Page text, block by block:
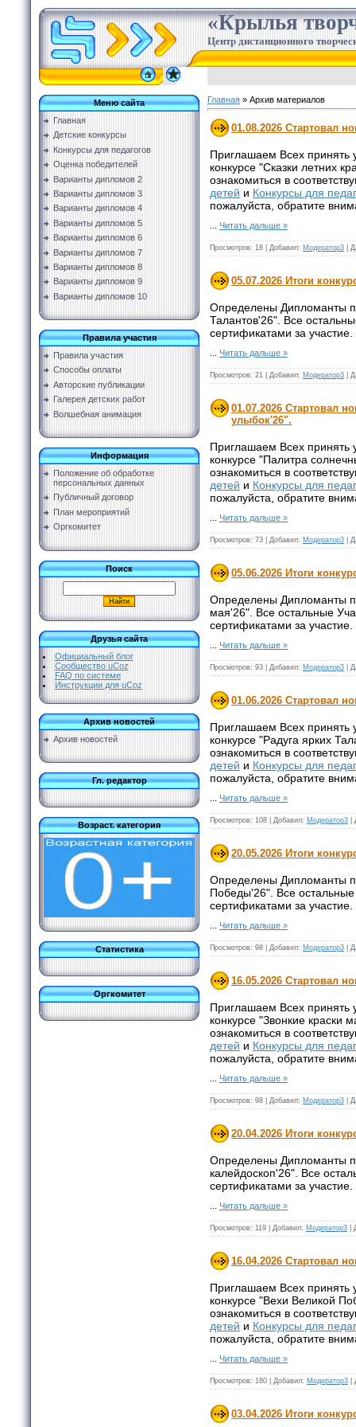
«Крылья
Центр дистанционного
Меню сайта
Главная
Детские конкурсы
Конкурсы для педагогов
Оценка победителей
Варианты дипломов 2
Варианты дипломов 3
Варианты дипломов 4
Варианты дипломов 5
Варианты дипломов 6
Варианты дипломов 7
Варианты дипломов 8
Варианты дипломов 9
Варианты дипломов 10
Правила участия
Правила участия
Способы оплаты
Авторские публикации
Галерея детских работ
Волшебная анимация
Информация
Положение об обработке
персональных данных
Публичный договор
План мероприятий
Оргкомитет
Поиск
Друзья сайта
Официальный блог
Сообщество uCoz
FAQ по системе
Инструкции для uCoz
Архив новостей
Архив новостей
Гл. редактор
Возраст. категория
Статистика
Оргкомитет
Главная » Архив материалов
01.08.2026 Стартовал
Приглашаем Всех принять
конкурсе "Сказки летних
ознакомиться в
детей и Конкурсы для
пожалуйста, обратите
Читать дальше »
Просмотров: 18 Добавил: Модератор3
05.07.2026 Итоги
Определены Дипломанты
Талантов'26". Все
сертификатами за участие.
Читать дальше »
Просмотров: 21 Добавил: Модератор3
01.07.2026 Стартовал
улыбок'26".
Приглашаем Всех принять
конкурсе "Палитра
ознакомиться в
детей и Конкурсы для
пожалуйста, обратите
Читать дальше »
Просмотров: 73 Добавил: Модератор3
05.06.2026 Итоги
Определены Дипломанты
мая'26". Все остальные
сертификатами за участие.
Читать дальше »
Просмотров: 93 Добавил: Модератор3
01.06.2026 Стартовал
Приглашаем Всех принять
конкурсе "Радуга ярких
ознакомиться в
детей и Конкурсы для
пожалуйста, обратите
Читать дальше »
Просмотров: 108 Добавил: Модератор3
20.05.2026 Итоги
Определены Дипломанты
Победы'26". Все остальные
сертификатами за участие.
Читать дальше »
Просмотров: 98 Добавил: Модератор3
16.05.2026 Стартовал
Приглашаем Всех принять
конкурсе "Звонкие
ознакомиться в
детей и Конкурсы для
пожалуйста, обратите
Читать дальше »
Просмотров: 98 Добавил: Модератор3
20.04.2026 Итоги
Определены Дипломанты
калейдоскоп'26". Все
сертификатами за участие.
Читать дальше »
Просмотров: 119 Добавил: Модератор3
16.04.2026 Стартовал
Приглашаем Всех принять
конкурсе "Вехи Великой
ознакомиться в
детей и Конкурсы для
пожалуйста, обратите
Читать дальше »
Просмотров: 180 Добавил: Модератор3
03.04.2026 Итоги